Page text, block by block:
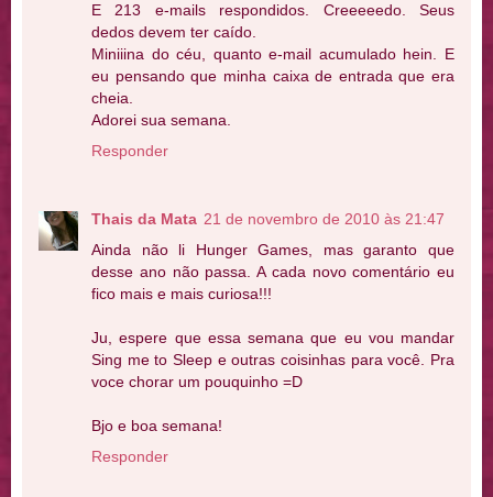
E 213 e-mails respondidos. Creeeeedo. Seus
dedos devem ter caído.
Miniiina do céu, quanto e-mail acumulado hein. E
eu pensando que minha caixa de entrada que era
cheia.
Adorei sua semana.
Responder
Thais da Mata 21 de novembro de 2010 às 21:47
Ainda não li Hunger Games, mas garanto que
desse ano não passa. A cada novo comentário eu
fico mais e mais curiosa!!!
Ju, espere que essa semana que eu vou mandar
Sing me to Sleep e outras coisinhas para você. Pra
voce chorar um pouquinho =D
Bjo e boa semana!
Responder